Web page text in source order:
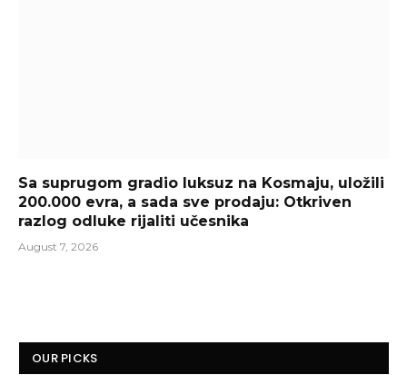
Sa suprugom gradio luksuz na Kosmaju, uložili
200.000 evra, a sada sve prodaju: Otkriven
razlog odluke rijaliti učesnika
August 7, 2026
OUR PICKS